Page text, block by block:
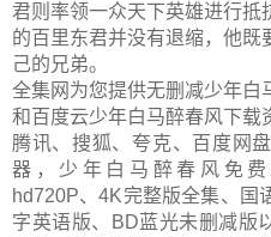
君则率领一众天下英雄进行抵
的百里东君并没有退缩，他既
己的兄弟。
全集网为您提供无删减少年白
和百度云少年白马醉春风下载
腾讯、搜狐、夸克、百度网
器，少年白马醉春风免
hd720P、4K完整版全集、国
字英语版、BD蓝光未删减版